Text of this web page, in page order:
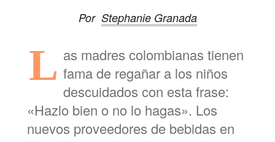
Por Stephanie Granada
L as madres colombianas tienen
fama de regañar a los niños
descuidados con esta frase:
«Hazlo bien o no lo hagas». Los
nuevos proveedores de bebidas en